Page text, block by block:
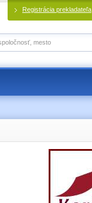
Registrácia prekladateľa